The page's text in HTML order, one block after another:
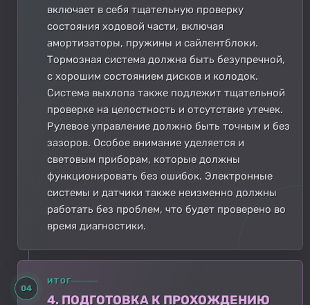
включает в себя тщательную проверку
состояния ходовой части, включая
амортизаторы, пружины и сайлентблоки.
Тормозная система должна быть безупречной,
с хорошим состоянием дисков и колодок.
Система выхлопа также подлежит тщательной
проверке на целостность и отсутствие утечек.
Рулевое управление должно быть точным и без
зазоров. Особое внимание уделяется и
световым приборам, которые должны
функционировать без ошибок. Электронные
системы и датчики также неизменно должны
работать без проблем, что будет проверено во
время диагностики.
04
ИТОГ
4. ПОДГОТОВКА К ПРОХОЖДЕНИЮ